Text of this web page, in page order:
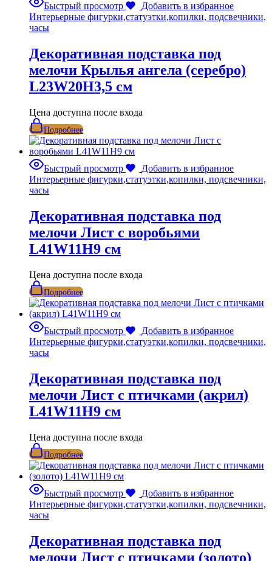
Быстрый просмотр
Добавить в избранное
Интерьерные фигурки,статуэтки,копилки, подсвечники,
часы
Декоративная подставка под
мелочи Крылья ангела (серебро)
L23W20H3,5 см
Цена доступна после входа
Подробнее
Быстрый просмотр
Добавить в избранное
Интерьерные фигурки,статуэтки,копилки, подсвечники,
часы
Декоративная подставка под
мелочи Лист с воробьями
L41W11H9 см
Цена доступна после входа
Подробнее
Быстрый просмотр
Добавить в избранное
Интерьерные фигурки,статуэтки,копилки, подсвечники,
часы
Декоративная подставка под
мелочи Лист с птичками (акрил)
L41W11H9 см
Цена доступна после входа
Подробнее
Быстрый просмотр
Добавить в избранное
Интерьерные фигурки,статуэтки,копилки, подсвечники,
часы
Декоративная подставка под
мелочи Лист с птичками (золото)